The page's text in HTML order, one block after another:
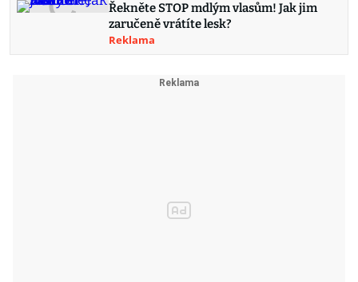
Řekněte STOP mdlým vlasům! Jak jim
zaručeně vrátíte lesk?
Reklama